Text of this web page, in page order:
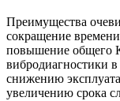
Преимущества
сокращение
повышение общего
вибродиагностики
снижению
увеличению срока